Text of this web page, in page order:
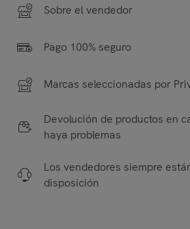
Sobre el vendedor
Pago 100% seguro
Marcas seleccionadas por
Devolución de productos en
haya problemas
Los vendedores siempre
disposición